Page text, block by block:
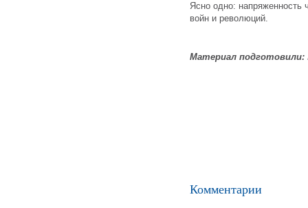
Ясно одно: напряженность
войн и революций.
Материал подготовили:
Комментарии